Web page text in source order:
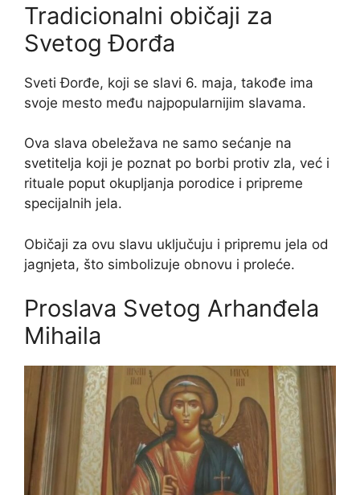
Tradicionalni običaji za
Svetog Đorđa
Sveti Đorđe, koji se slavi 6. maja, takođe ima
svoje mesto među najpopularnijim slavama.
Ova slava obeležava ne samo sećanje na
svetitelja koji je poznat po borbi protiv zla, već i
rituale poput okupljanja porodice i pripreme
specijalnih jela.
Običaji za ovu slavu uključuju i pripremu jela od
jagnjeta, što simbolizuje obnovu i proleće.
Proslava Svetog Arhanđela
Mihaila